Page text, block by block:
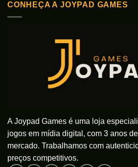
CONHEÇA A JOYPAD GAMES
A Joypad Games é uma loja
jogos em mídia digital, com 3 anos
mercado. Trabalhamos com
preços competitivos.